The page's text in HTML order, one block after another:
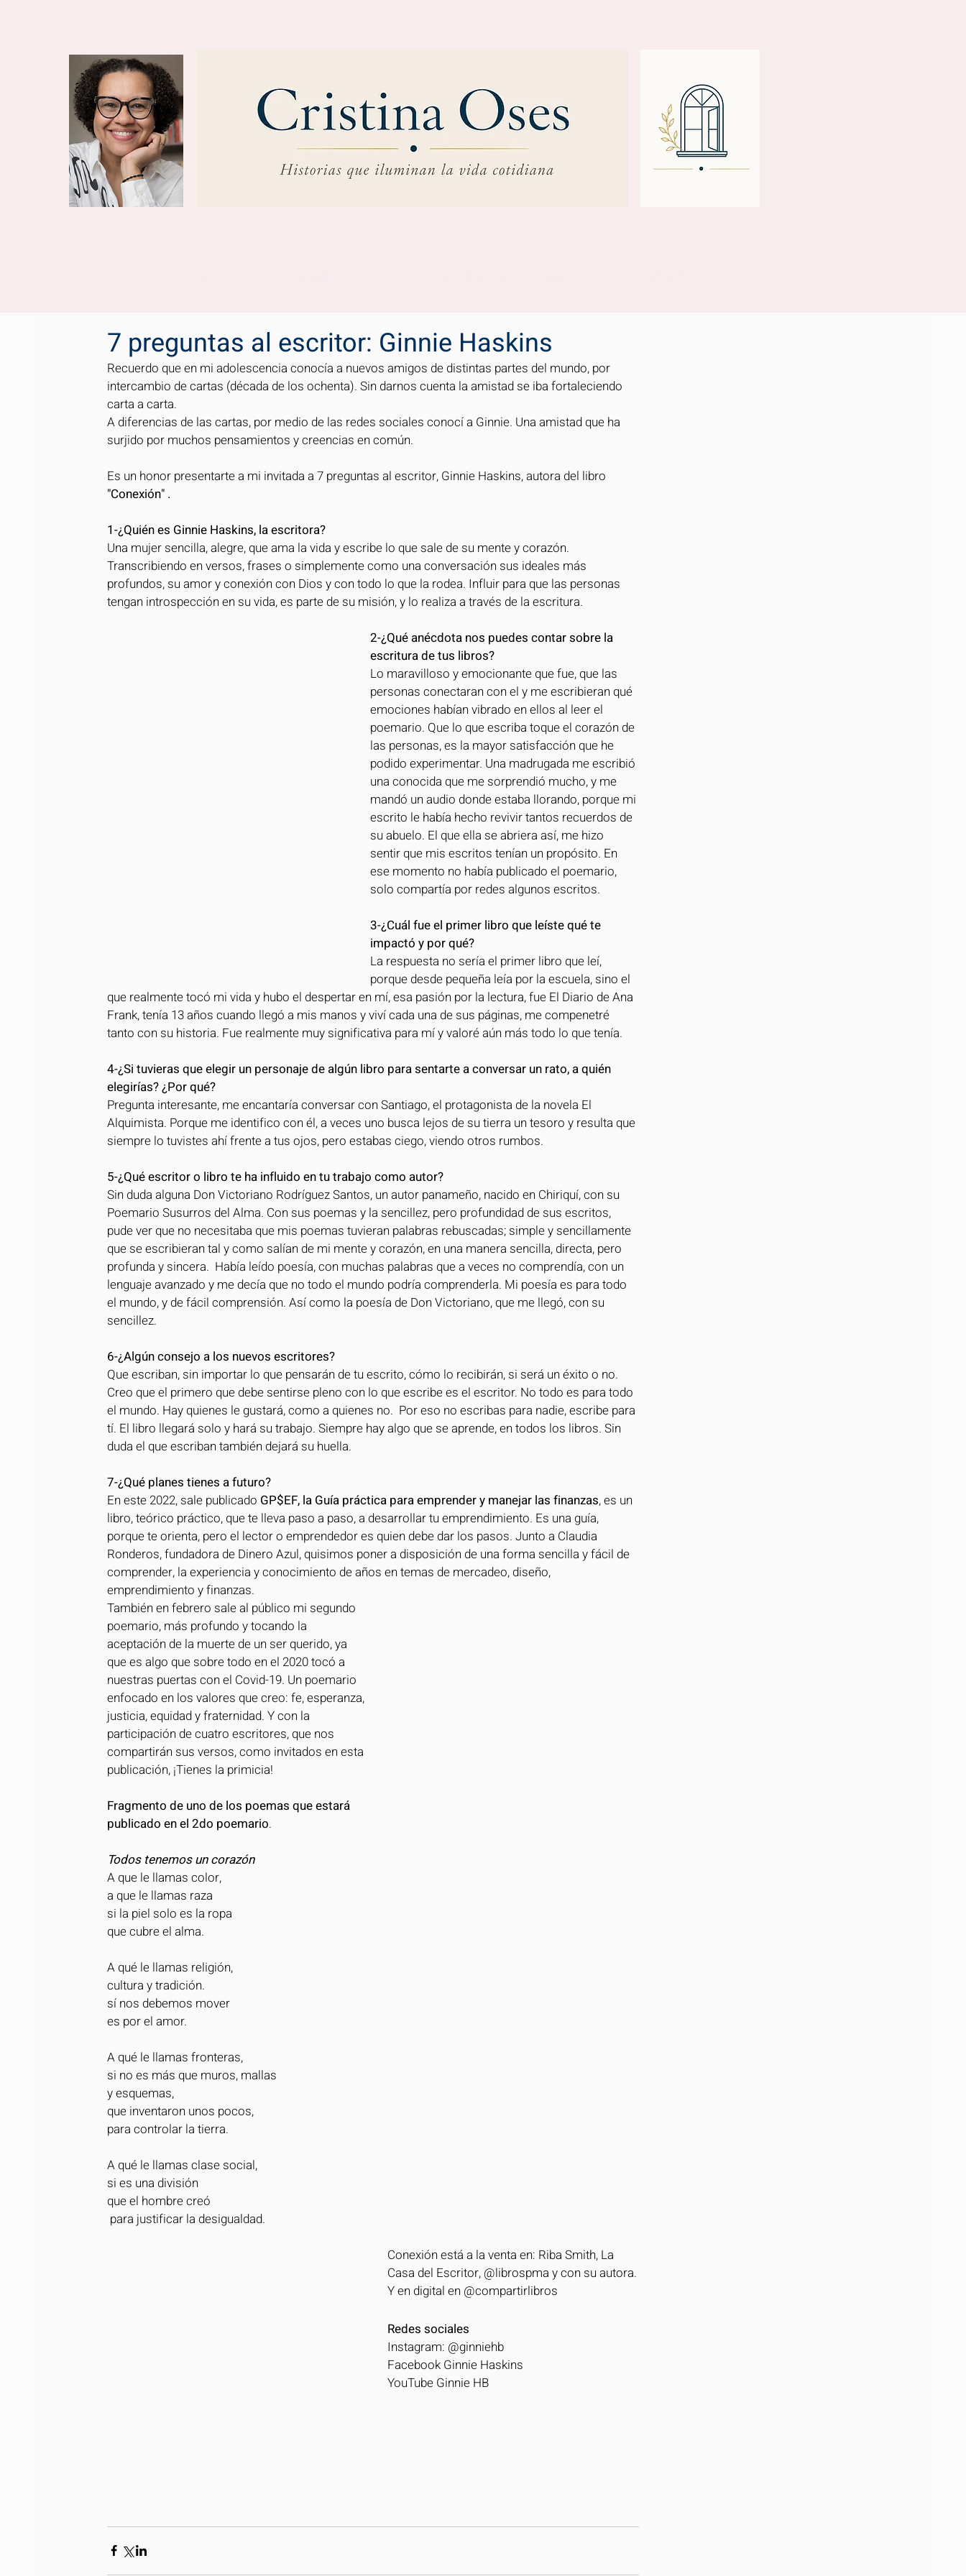
7 preguntas al escritor: Ginnie Haskins
Recuerdo que en mi adolescencia conocía a nuevos amigos de distintas partes del mundo, por
intercambio de cartas (década de los ochenta). Sin darnos cuenta la amistad se iba fortaleciendo
carta a carta.
A diferencias de las cartas, por medio de las redes sociales conocí a Ginnie. Una amistad que ha
surjido por muchos pensamientos y creencias en común.
Es un honor presentarte a mi invitada a 7 preguntas al escritor, Ginnie Haskins, autora del libro
"Conexión" .
1-¿Quién es Ginnie Haskins, la escritora?
Una mujer sencilla, alegre, que ama la vida y escribe lo que sale de su mente y corazón.
Transcribiendo en versos, frases o simplemente como una conversación sus ideales más
profundos, su amor y conexión con Dios y con todo lo que la rodea. Influir para que las personas
tengan introspección en su vida, es parte de su misión, y lo realiza a través de la escritura.
2-¿Qué anécdota nos puedes contar sobre la
escritura de tus libros?
Lo maravilloso y emocionante que fue, que las
personas conectaran con el y me escribieran qué
emociones habían vibrado en ellos al leer el
poemario. Que lo que escriba toque el corazón de
las personas, es la mayor satisfacción que he
podido experimentar. Una madrugada me escribió
una conocida que me sorprendió mucho, y me
mandó un audio donde estaba llorando, porque mi
escrito le había hecho revivir tantos recuerdos de
su abuelo. El que ella se abriera así, me hizo
sentir que mis escritos tenían un propósito. En
ese momento no había publicado el poemario,
solo compartía por redes algunos escritos.
3-¿Cuál fue el primer libro que leíste qué te
impactó y por qué?
La respuesta no sería el primer libro que leí,
porque desde pequeña leía por la escuela, sino el
que realmente tocó mi vida y hubo el despertar en mí, esa pasión por la lectura, fue El Diario de Ana
Frank, tenía 13 años cuando llegó a mis manos y viví cada una de sus páginas, me compenetré
tanto con su historia. Fue realmente muy significativa para mí y valoré aún más todo lo que tenía.
4-¿Si tuvieras que elegir un personaje de algún libro para sentarte a conversar un rato, a quién
elegirías? ¿Por qué?
Pregunta interesante, me encantaría conversar con Santiago, el protagonista de la novela El
Alquimista. Porque me identifico con él, a veces uno busca lejos de su tierra un tesoro y resulta que
siempre lo tuvistes ahí frente a tus ojos, pero estabas ciego, viendo otros rumbos.
5-¿Qué escritor o libro te ha influido en tu trabajo como autor?
Sin duda alguna Don Victoriano Rodríguez Santos, un autor panameño, nacido en Chiriquí, con su
Poemario Susurros del Alma. Con sus poemas y la sencillez, pero profundidad de sus escritos,
pude ver que no necesitaba que mis poemas tuvieran palabras rebuscadas; simple y sencillamente
que se escribieran tal y como salían de mi mente y corazón, en una manera sencilla, directa, pero
profunda y sincera.  Había leído poesía, con muchas palabras que a veces no comprendía, con un
lenguaje avanzado y me decía que no todo el mundo podría comprenderla. Mi poesía es para todo
el mundo, y de fácil comprensión. Así como la poesía de Don Victoriano, que me llegó, con su
sencillez.
6-¿Algún consejo a los nuevos escritores?
Que escriban, sin importar lo que pensarán de tu escrito, cómo lo recibirán, si será un éxito o no.
Creo que el primero que debe sentirse pleno con lo que escribe es el escritor. No todo es para todo
el mundo. Hay quienes le gustará, como a quienes no.  Por eso no escribas para nadie, escribe para
tí. El libro llegará solo y hará su trabajo. Siempre hay algo que se aprende, en todos los libros. Sin
duda el que escriban también dejará su huella.
7-¿Qué planes tienes a futuro?
En este 2022, sale publicado GP$EF, la Guía práctica para emprender y manejar las finanzas, es un
libro, teórico práctico, que te lleva paso a paso, a desarrollar tu emprendimiento. Es una guía,
porque te orienta, pero el lector o emprendedor es quien debe dar los pasos. Junto a Claudia
Ronderos, fundadora de Dinero Azul, quisimos poner a disposición de una forma sencilla y fácil de
comprender, la experiencia y conocimiento de años en temas de mercadeo, diseño,
emprendimiento y finanzas.
También en febrero sale al público mi segundo
poemario, más profundo y tocando la
aceptación de la muerte de un ser querido, ya
que es algo que sobre todo en el 2020 tocó a
nuestras puertas con el Covid-19. Un poemario
enfocado en los valores que creo: fe, esperanza,
justicia, equidad y fraternidad. Y con la
participación de cuatro escritores, que nos
compartirán sus versos, como invitados en esta
publicación, ¡Tienes la primicia!
Fragmento de uno de los poemas que estará
publicado en el 2do poemario.
Todos tenemos un corazón
A que le llamas color,
a que le llamas raza
si la piel solo es la ropa
que cubre el alma.
A qué le llamas religión,
cultura y tradición.
sí nos debemos mover
es por el amor.
A qué le llamas fronteras,
si no es más que muros, mallas
y esquemas,
que inventaron unos pocos,
para controlar la tierra.
A qué le llamas clase social,
si es una división
que el hombre creó
para justificar la desigualdad.
Conexión está a la venta en: Riba Smith, La
Casa del Escritor, @librospma y con su autora.
Y en digital en @compartirlibros
Redes sociales
Instagram: @ginniehb
Facebook Ginnie Haskins
YouTube Ginnie HB